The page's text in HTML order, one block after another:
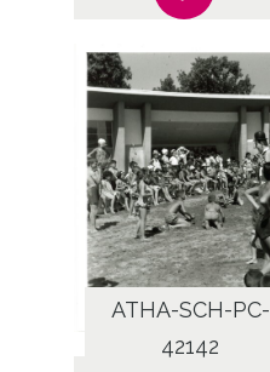
ATHA-SCH-PC-
42142